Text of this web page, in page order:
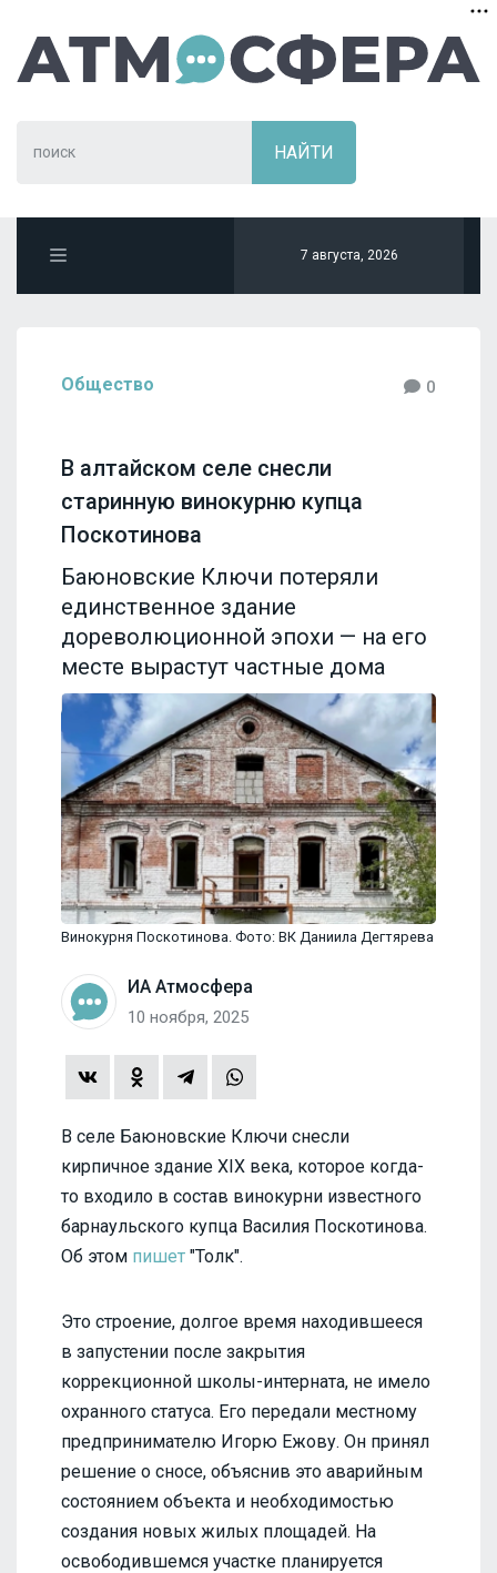
7 августа, 2026
Общество 0
В алтайском селе снесли
старинную винокурню купца
Поскотинова
Баюновские Ключи потеряли
единственное здание
дореволюционной эпохи — на его
месте вырастут частные дома
Винокурня Поскотинова. Фото: ВК Даниила Дегтярева
ИА Атмосфера
10 ноября, 2025
В селе Баюновские Ключи снесли
кирпичное здание XIX века, которое когда-
то входило в состав винокурни известного
барнаульского купца Василия Поскотинова.
Об этом пишет "Толк".
Это строение, долгое время находившееся
в запустении после закрытия
коррекционной школы-интерната, не имело
охранного статуса. Его передали местному
предпринимателю Игорю Ежову. Он принял
решение о сносе, объяснив это аварийным
состоянием объекта и необходимостью
создания новых жилых площадей. На
освободившемся участке планируется